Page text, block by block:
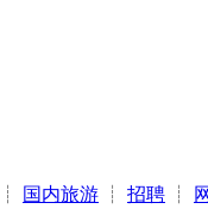
┊ 国内旅游 ┊ 招聘 ┊